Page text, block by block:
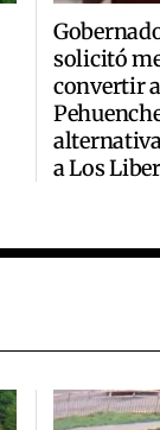
solicitó
convertir
a Los